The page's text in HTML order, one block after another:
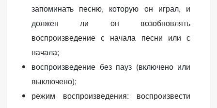
запоминать песню, которую он играл, и
должен ли он возобновлять
воспроизведение с начала песни или с
начала;
воспроизведение без пауз (включено или
выключено);
режим воспроизведения: воспроизвести